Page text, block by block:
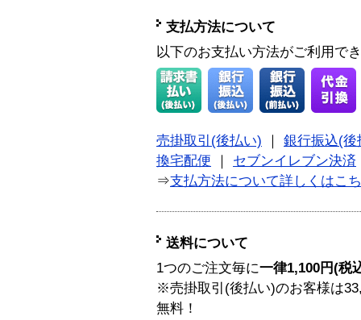
支払方法について
以下のお支払い方法がご利用で
売掛取引(後払い)
銀行振込(後
換宅配便
セブンイレブン決済
⇒支払方法について詳しくはこ
送料について
1つのご注文毎に一律1,100円(税
※売掛取引(後払い)のお客様は
無料！